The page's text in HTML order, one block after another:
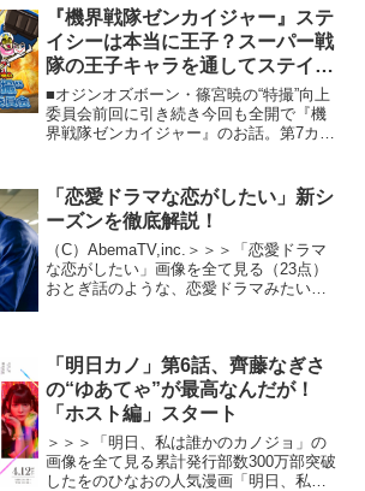
となった韓国ドラマのリメイク作となる
本作は、...
『機界戦隊ゼンカイジャー』ステ
イシーは本当に王子？スーパー戦
隊の王子キャラを通してステイシ
ーへの期待を語る
■オジンオズボーン・篠宮暁の“特撮”向上
委員会前回に引き続き今回も全開で『機
界戦隊ゼンカイジャー』のお話。第7カイ
客、ステイシー。タイトルに“魔界の王
子”とありますが、現...
「恋愛ドラマな恋がしたい」新シ
ーズンを徹底解説！
（C）AbemaTV,inc.＞＞＞「恋愛ドラマ
な恋がしたい」画像を全て見る（23点）
おとぎ話のような、恋愛ドラマみたいな
てくれるの...
「明日カノ」第6話、齊藤なぎさ
の“ゆあてゃ”が最高なんだが！
「ホスト編」スタート
＞＞＞「明日、私は誰かのカノジョ」の
画像を全て見る累計発行部数300万部突破
したをのひなおの人気漫画「明日、私は